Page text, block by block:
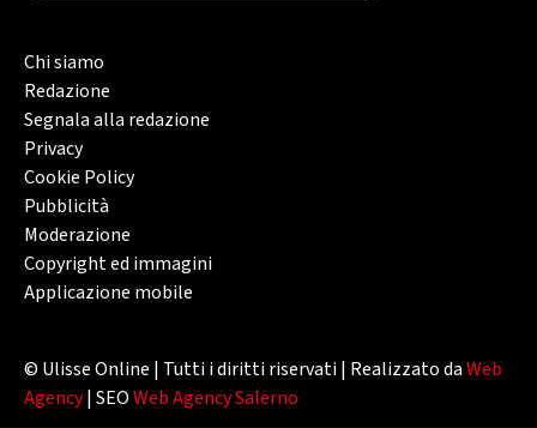
Chi siamo
Redazione
Segnala alla redazione
Privacy
Cookie Policy
Pubblicità
Moderazione
Copyright ed immagini
Applicazione mobile
© Ulisse Online | Tutti i diritti riservati | Realizzato daWeb
Agency| SEOWeb Agency Salerno